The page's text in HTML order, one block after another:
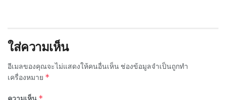
ใส่ความเห็น
อีเมลของคุณจะไม่แสดงให้คนอื่นเห็น ช่องข้อมูลจำเป็นถูกทำ
เครื่องหมาย *